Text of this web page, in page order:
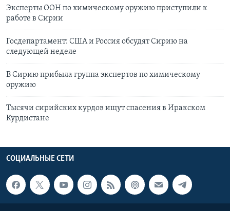
Эксперты ООН по химическому оружию приступили к
работе в Сирии
Госдепартамент: США и Россия обсудят Сирию на
следующей неделе
В Сирию прибыла группа экспертов по химическому
оружию
Тысячи сирийских курдов ищут спасения в Иракском
Курдистане
СОЦИАЛЬНЫЕ СЕТИ